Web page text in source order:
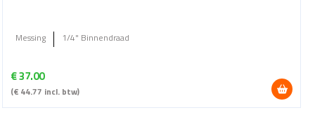
€37.00
(€ 44.77 incl. btw)
Messing 1/4" Binnendraad